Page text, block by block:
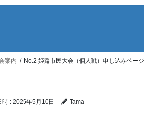
案内 No.2 姫路市民大会（個人戦）申し込みページ
時 : 2025年5月10日 Tama